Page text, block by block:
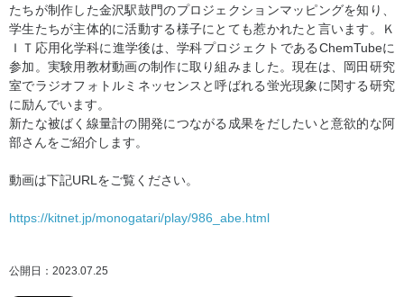
たちが制作した金沢駅鼓門のプロジェクションマッピングを知り、
学生たちが主体的に活動する様子にとても惹かれたと言います。Ｋ
ＩＴ応用化学科に進学後は、学科プロジェクトであるChemTubeに
参加。実験用教材動画の制作に取り組みました。現在は、岡田研究
室でラジオフォトルミネッセンスと呼ばれる蛍光現象に関する研究
に励んでいます。
新たな被ばく線量計の開発につながる成果をだしたいと意欲的な阿
部さんをご紹介します。
動画は下記URLをご覧ください。
https://kitnet.jp/monogatari/play/986_abe.html
公開日：2023.07.25